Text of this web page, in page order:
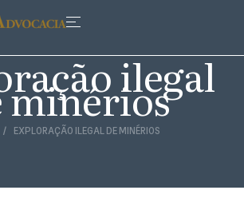
EXPLORAÇÃO ILEGAL DE MINÉRIOS
ilegal
minérios